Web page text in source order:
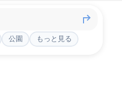
公園 もっと見る